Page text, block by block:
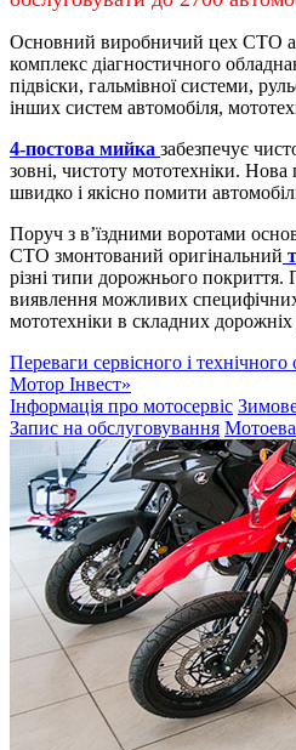
Основний виробничий цех СТО
комплекс діагностичного
підвіски, гальмівної системи,
інших систем автомобіля,
4-постова мийка забезпечує
зовні, чистоту мототехніки. Нова
швидко і якісно помити
Поруч з в’їздними воротами
СТО змонтований оригінальний
різні типи дорожнього покриття.
виявлення можливих
мототехніки в складних
Переваги сервісного і
Мотор Інвест»
Інформація про мотосервіс
Запис на обслуговування